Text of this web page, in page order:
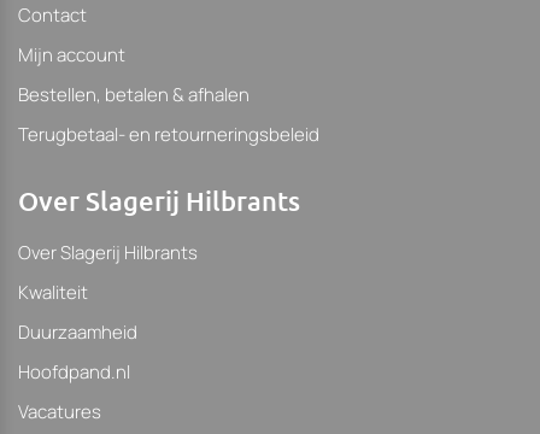
Contact
Mijn account
Bestellen, betalen & afhalen
Terugbetaal- en retourneringsbeleid
Over Slagerij Hilbrants
Over Slagerij Hilbrants
Kwaliteit
Duurzaamheid
Hoofdpand.nl
Vacatures